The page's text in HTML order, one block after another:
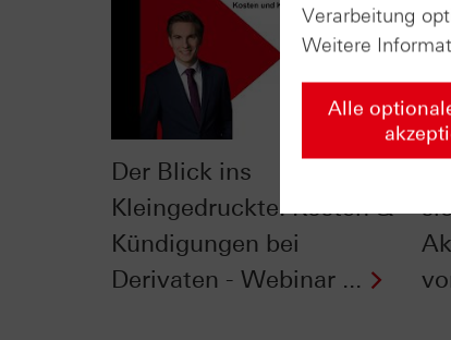
Der Blick ins
Kleingedruckte: Kosten &
Kündigungen bei
Derivaten - Webinar ...
Verarbeitung
Weitere
Alle